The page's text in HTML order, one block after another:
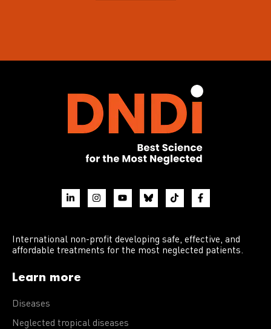
International non-profit developing safe, effective, and
affordable treatments for the most neglected patients.
Learn more
Diseases
Neglected tropical diseases